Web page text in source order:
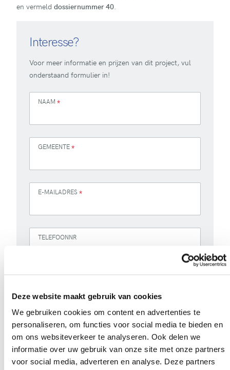
Deze website maakt gebruik van cookies
We gebruiken cookies om content en advertenties te
personaliseren, om functies voor social media te bieden en
om ons websiteverkeer te analyseren. Ook delen we
informatie over uw gebruik van onze site met onze partners
voor social media, adverteren en analyse. Deze partners
en vermeld dossiernummer 40.
Interesse?
Voor meer informatie en prijzen van dit project, vul
onderstaand formulier in!
NAAM *
GEMEENTE*
E-MAILADRES *
TELEFOONNR